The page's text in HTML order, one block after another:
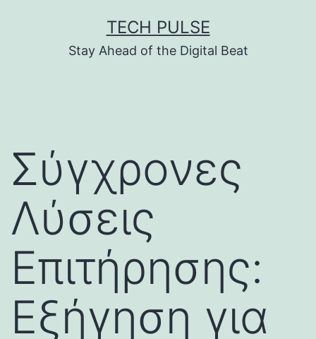
TECH PULSE
Stay Ahead of the Digital Beat
Σύγχρονες
Λύσεις
Επιτήρησης:
Εξήγηση για